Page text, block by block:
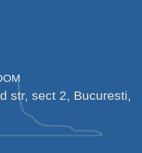
str, sect 2, Bucuresti,